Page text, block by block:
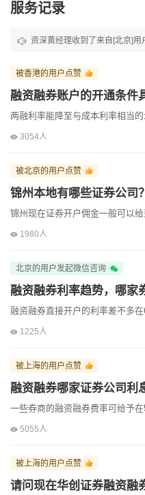
服务记录
资深黄经理收到了来自[北京]用
资深黄经理收到了来自[北京]用
资深黄经理收到了来自[北京]用
资深黄经理收到了来自[北京]用
资深黄经理收到了来自[北京]用
资深黄经理收到了来自[北京]用
资深黄经理收到了来自[香港]用
资深黄经理收到了来自[北京]用
被香港的用户点赞
3054人
被北京的用户点赞
锦州本地有哪些证券公司
1980人
北京的用户发起微信咨询
融资融券利率趋势，哪家
1225人
被上海的用户点赞
融资融券哪家证券公司利
5055人
被上海的用户点赞
请问现在华创证券融资融